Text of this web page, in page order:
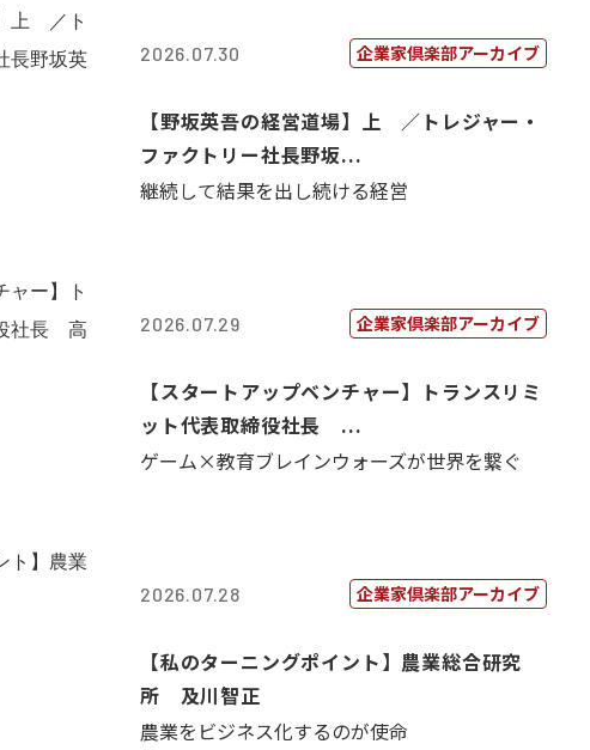
2026.07.30 企業家倶楽部アーカイブ
【野坂英吾の経営道場】上 ／トレジャー・
ファクトリー社長野坂...
継続して結果を出し続ける経営
2026.07.29 企業家倶楽部アーカイブ
【スタートアップベンチャー】トランスリミ
ット代表取締役社長 ...
ゲーム×教育ブレインウォーズが世界を繋ぐ
2026.07.28 企業家倶楽部アーカイブ
【私のターニングポイント】農業総合研究
所 及川智正
農業をビジネス化するのが使命